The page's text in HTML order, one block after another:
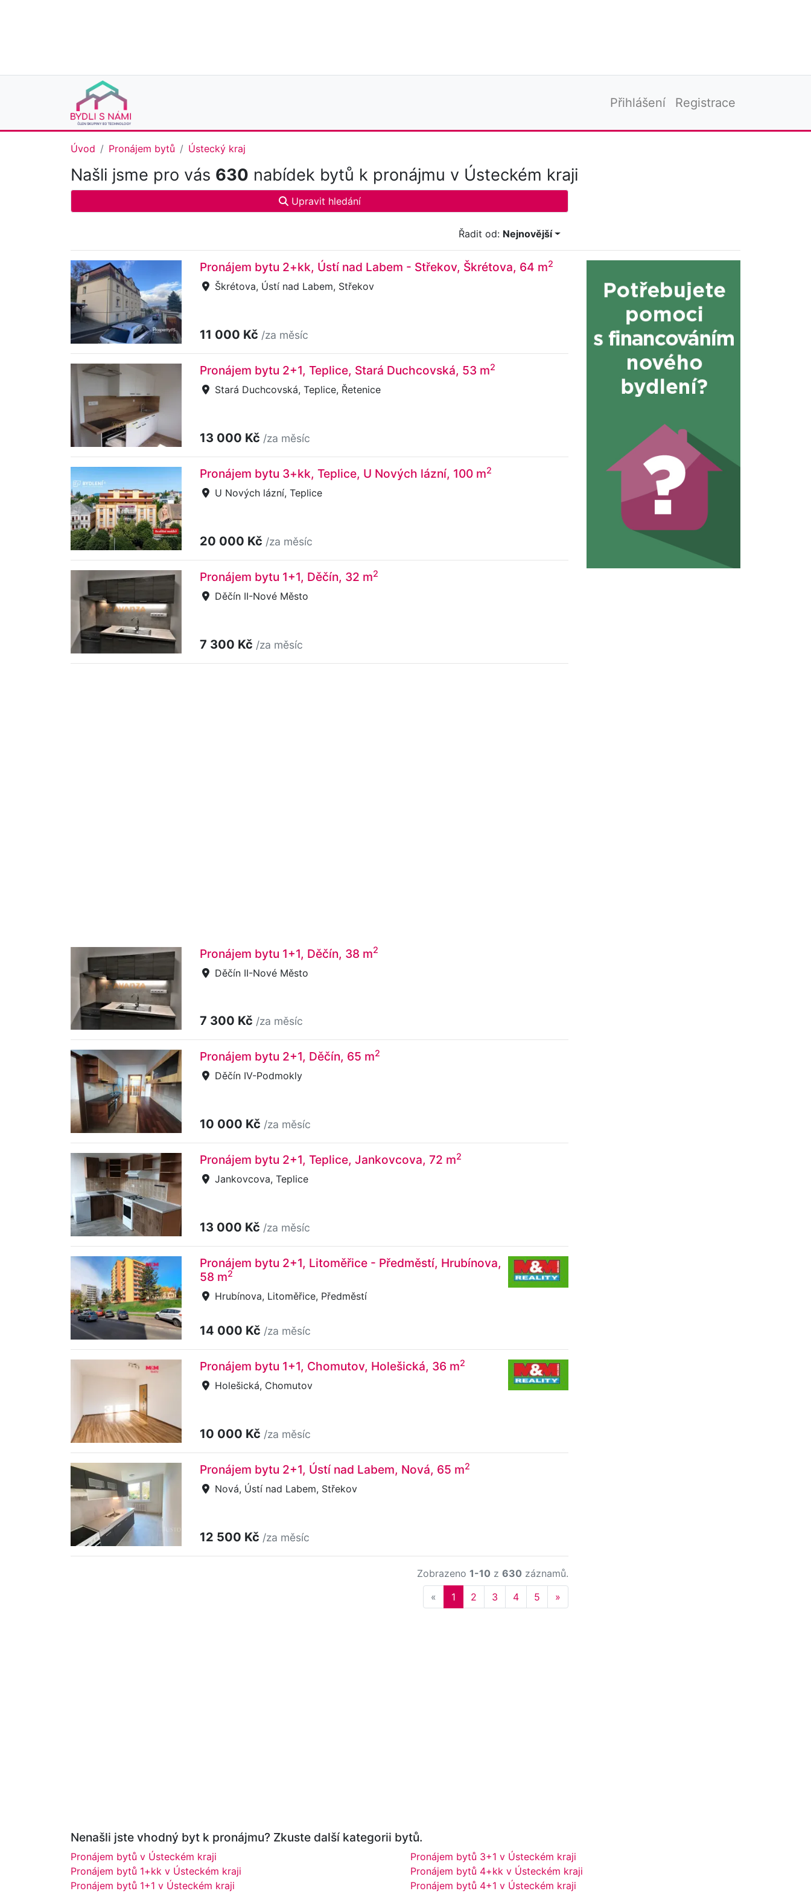
Přihlášení Registrace
Úvod Pronájem bytů Ústecký kraj
Našli jsme pro vás 630 nabídek bytů k pronájmu v Ústeckém kraji
Upravit hledání
Řadit od: Nejnovější
Pronájem bytu 2+kk, Ústí nad Labem - Střekov, Škrétova, 64 m2
Škrétova, Ústí nad Labem, Střekov
11 000 Kč /za měsíc
Pronájem bytu 2+1, Teplice, Stará Duchcovská, 53 m2
Stará Duchcovská, Teplice, Řetenice
13 000 Kč /za měsíc
Pronájem bytu 3+kk, Teplice, U Nových lázní, 100 m2
U Nových lázní, Teplice
20 000 Kč /za měsíc
Pronájem bytu 1+1, Děčín, 32 m2
Děčín II-Nové Město
7 300 Kč /za měsíc
Pronájem bytu 1+1, Děčín, 38 m2
Děčín II-Nové Město
7 300 Kč /za měsíc
Pronájem bytu 2+1, Děčín, 65 m2
Děčín IV-Podmokly
10 000 Kč /za měsíc
Pronájem bytu 2+1, Teplice, Jankovcova, 72 m2
Jankovcova, Teplice
13 000 Kč /za měsíc
Pronájem bytu 2+1, Litoměřice - Předměstí, Hrubínova,
58 m2
Hrubínova, Litoměřice, Předměstí
14 000 Kč /za měsíc
Pronájem bytu 1+1, Chomutov, Holešická, 36 m2
Holešická, Chomutov
10 000 Kč /za měsíc
Pronájem bytu 2+1, Ústí nad Labem, Nová, 65 m2
Nová, Ústí nad Labem, Střekov
12 500 Kč /za měsíc
Zobrazeno 1-10 z 630 záznamů.
« Previous
1 2 3 4 5 »
Nenašli jste vhodný byt k pronájmu? Zkuste další kategorii bytů.
Pronájem bytů v Ústeckém kraji
Pronájem bytů 1+kk v Ústeckém kraji
Pronájem bytů 1+1 v Ústeckém kraji
Pronájem bytů 3+1 v Ústeckém kraji
Pronájem bytů 4+kk v Ústeckém kraji
Pronájem bytů 4+1 v Ústeckém kraji